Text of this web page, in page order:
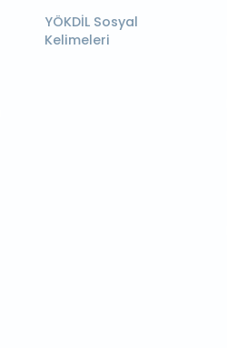
YÖKDİL Sosyal
Kelimeleri